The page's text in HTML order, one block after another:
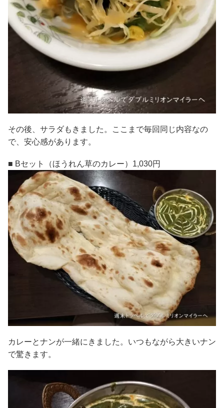
その後、サラダもきました。ここまで毎回同じ内容なの
で、安心感があります。
■ Bセット（ほうれん草のカレー）1,030円
カレーとナンが一緒にきました。いつもながら大きいナン
で驚きます。